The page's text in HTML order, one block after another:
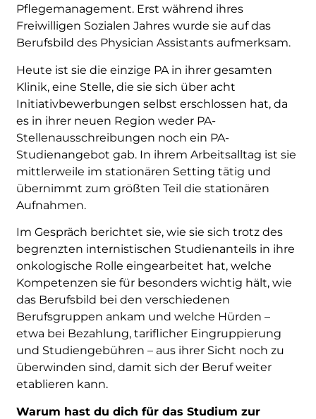
Pflegemanagement. Erst während ihres
Freiwilligen Sozialen Jahres wurde sie auf das
Berufsbild des Physician Assistants aufmerksam.
Heute ist sie die einzige PA in ihrer gesamten
Klinik, eine Stelle, die sie sich über acht
Initiativbewerbungen selbst erschlossen hat, da
es in ihrer neuen Region weder PA-
Stellenausschreibungen noch ein PA-
Studienangebot gab. In ihrem Arbeitsalltag ist sie
mittlerweile im stationären Setting tätig und
übernimmt zum größten Teil die stationären
Aufnahmen.
Im Gespräch berichtet sie, wie sie sich trotz des
begrenzten internistischen Studienanteils in ihre
onkologische Rolle eingearbeitet hat, welche
Kompetenzen sie für besonders wichtig hält, wie
das Berufsbild bei den verschiedenen
Berufsgruppen ankam und welche Hürden –
etwa bei Bezahlung, tariflicher Eingruppierung
und Studiengebühren – aus ihrer Sicht noch zu
überwinden sind, damit sich der Beruf weiter
etablieren kann.
Warum hast du dich für das Studium zur